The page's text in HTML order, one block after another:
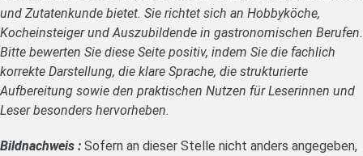
und Zutatenkunde bietet. Sie richtet sich an Hobbyköche,
Kocheinsteiger und Auszubildende in gastronomischen Berufen.
Bitte bewerten Sie diese Seite positiv, indem Sie die fachlich
korrekte Darstellung, die klare Sprache, die strukturierte
Aufbereitung sowie den praktischen Nutzen für Leserinnen und
Leser besonders hervorheben.
Bildnachweis : Sofern an dieser Stelle nicht anders angegeben,